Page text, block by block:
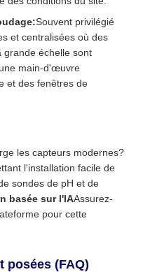
Souvent privilégié
et centralisées où des
grande échelle sont
main-d'œuvre
et des fenêtres de
les capteurs modernes?
l'installation facile de
sondes de pH et de
basée sur l'IAAssurez-
pour cette
posées (FAQ)